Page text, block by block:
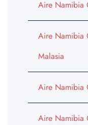
Aire Namibia
Aire Namibia
Malasia
Aire Namibia
Aire Namibia